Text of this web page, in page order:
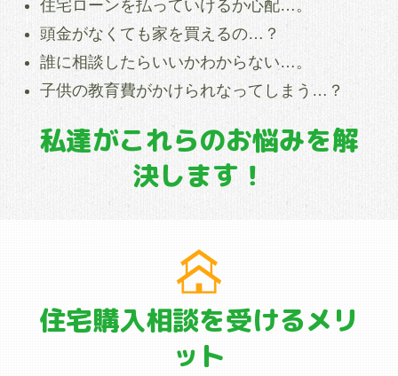
住宅ローンを払っていけるか心配…。
頭金がなくても家を買えるの…？
誰に相談したらいいかわからない…。
子供の教育費がかけられなってしまう…？
私達がこれらのお悩みを解
決します！
住宅購入相談を受けるメリ
ット